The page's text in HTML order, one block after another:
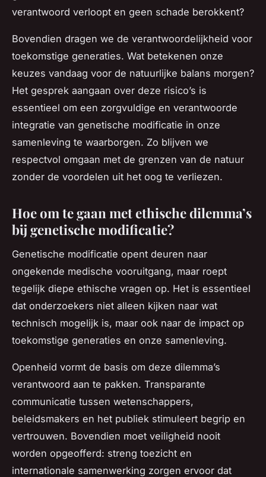
verantwoord verloopt en geen schade berokkent?
Bovendien dragen we de verantwoordelijkheid voor
toekomstige generaties. Wat betekenen onze
keuzes vandaag voor de natuurlijke balans morgen?
Het gesprek aangaan over deze risico’s is
essentieel om een zorgvuldige en verantwoorde
integratie van genetische modificatie in onze
samenleving te waarborgen. Zo blijven we
respectvol omgaan met de grenzen van de natuur
zonder de voordelen uit het oog te verliezen.
Hoe om te gaan met ethische dilemma’s
bij genetische modificatie?
Genetische modificatie opent deuren naar
ongekende medische vooruitgang, maar roept
tegelijk diepe ethische vragen op. Het is essentieel
dat onderzoekers niet alleen kijken naar wat
technisch mogelijk is, maar ook naar de impact op
toekomstige generaties en onze samenleving.
Openheid vormt de basis om deze dilemma’s
verantwoord aan te pakken. Transparante
communicatie tussen wetenschappers,
beleidsmakers en het publiek stimuleert begrip en
vertrouwen. Bovendien moet veiligheid nooit
worden opgeofferd: streng toezicht en
internationale samenwerking zorgen ervoor dat